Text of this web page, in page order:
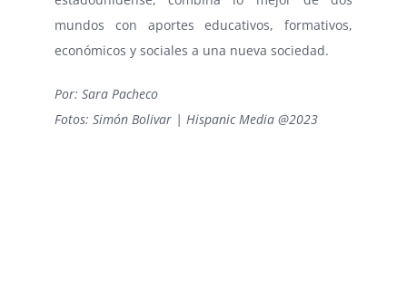
mundos con aportes educativos, formativos,
económicos y sociales a una nueva sociedad.
Por: Sara Pacheco
Fotos: Simón Bolivar | Hispanic Media @2023